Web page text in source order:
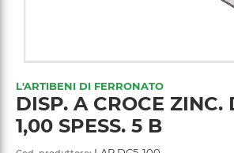
L'ARTIBENI DI FERRONATO
DISP. A CROCE ZINC.
1,00 SPESS. 5 B